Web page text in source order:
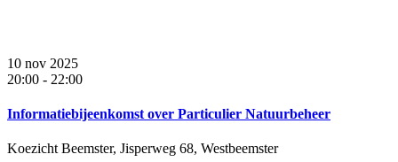
10 nov 2025
20:00 - 22:00
Informatiebijeenkomst over Particulier Natuurbeheer
Koezicht Beemster, Jisperweg 68, Westbeemster